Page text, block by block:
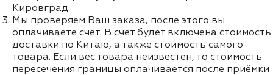
Кировград.
Мы проверяем Ваш заказа, после этого вы
оплачиваете счёт. В счёт будет включена стоимость
доставки по Китаю, а также стоимость самого
товара. Если вес товара неизвестен, то стоимость
пересечения границы оплачивается после приёмки